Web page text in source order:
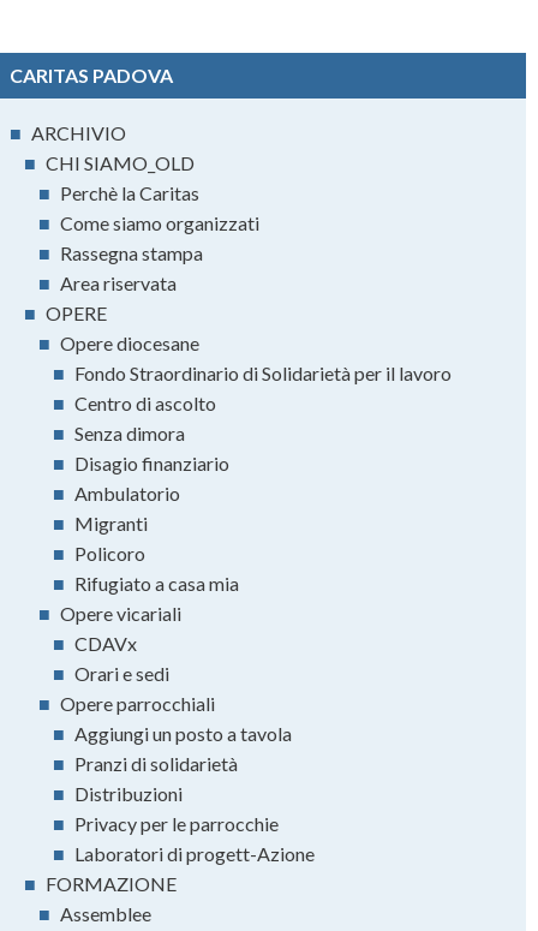
CARITAS PADOVA
■ ARCHIVIO
■ CHI SIAMO_OLD
■ Perchè la Caritas
■ Come siamo organizzati
■ Rassegna stampa
■ Area riservata
■ OPERE
■ Opere diocesane
■ Fondo Straordinario di Solidarietà per il lavoro
■ Centro di ascolto
■ Senza dimora
■ Disagio finanziario
■ Ambulatorio
■ Migranti
■ Policoro
■ Rifugiato a casa mia
■ Opere vicariali
■ CDAVx
■ Orari e sedi
■ Opere parrocchiali
■ Aggiungi un posto a tavola
■ Pranzi di solidarietà
■ Distribuzioni
■ Privacy per le parrocchie
■ Laboratori di progett-Azione
■ FORMAZIONE
■ Assemblee